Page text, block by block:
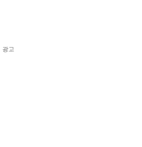
광고